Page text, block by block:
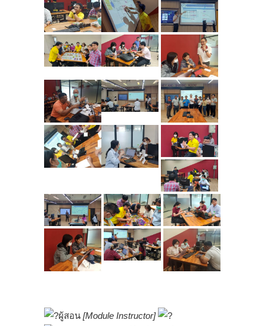
ผู้สอน [Module Instructor]